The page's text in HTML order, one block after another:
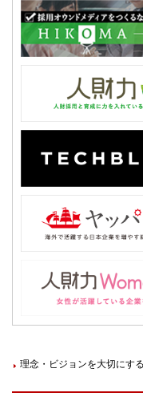
理念・ビジョンを大切にす